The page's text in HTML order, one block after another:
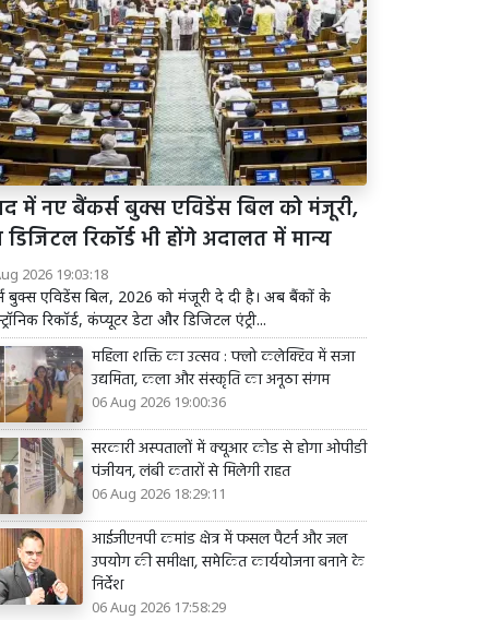
में नए बैंकर्स बुक्स एविडेंस बिल को मंजूरी,
रिकॉर्ड भी होंगे अदालत में मान्य
2026 19:03:18
बुक्स एविडेंस बिल, 2026 को मंजूरी दे दी है। अब बैंकों के
रिकॉर्ड, कंप्यूटर डेटा और डिजिटल एंट्री...
महिला शक्ति का उत्सव : फ्लो कलेक्टिव में सजा
उद्यमिता, कला और संस्कृति का अनूठा संगम
06 Aug 2026 19:00:36
सरकारी अस्पतालों में क्यूआर कोड से होगा ओपीडी
पंजीयन, लंबी कतारों से मिलेगी राहत
06 Aug 2026 18:29:11
आईजीएनपी कमांड क्षेत्र में फसल पैटर्न और जल
उपयोग की समीक्षा, समेकित कार्ययोजना बनाने के
निर्देश
06 Aug 2026 17:58:29